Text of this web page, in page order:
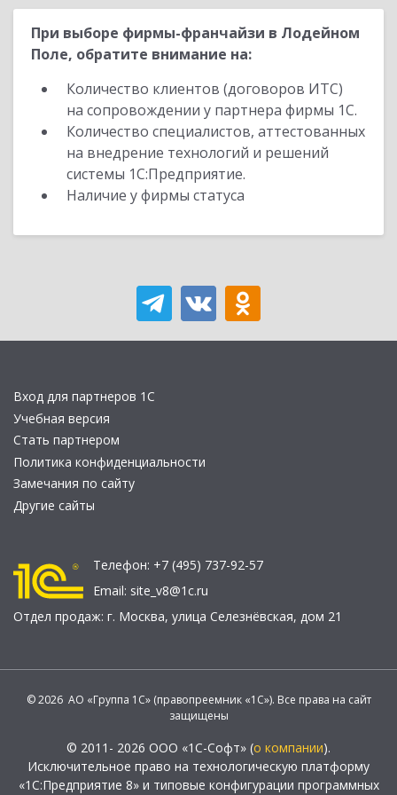
При выборе фирмы-франчайзи в Лодейном
Поле, обратите внимание на:
Количество клиентов (договоров ИТС)
на сопровождении у партнера фирмы 1С.
Количество специалистов, аттестованных
на внедрение технологий и решений
системы 1С:Предприятие.
Наличие у фирмы статуса
Вход для партнеров 1С
Учебная версия
Стать партнером
Политика конфиденциальности
Замечания по сайту
Другие сайты
Телефон: +7 (495) 737-92-57
Email: site_v8@1c.ru
Отдел продаж: г. Москва, улица Селезнёвская, дом 21
© 2026 АО «Группа 1С» (правопреемник «1С»). Все права на сайт
защищены
© 2011- 2026 ООО «1С-Софт» (о компании).
Исключительное право на технологическую платформу
«1С:Предприятие 8» и типовые конфигурации программных